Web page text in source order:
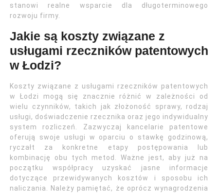
stanowi realne wsparcie dla długoterminowego
rozwoju firmy.
Jakie są koszty związane z
usługami rzeczników patentowych
w Łodzi?
Koszty związane z usługami rzeczników patentowych
w Łodzi mogą się znacznie różnić w zależności od
wielu czynników, takich jak złożoność sprawy, rodzaj
usługi, doświadczenie rzecznika oraz jego indywidualny
system rozliczeń. Zazwyczaj kancelarie patentowe
oferują swoje usługi w oparciu o stawkę godzinową,
ryczałt za konkretne etapy postępowania lub
kombinację obu tych metod. Ważne jest, aby już na
początku współpracy uzyskać jasne informacje
dotyczące przewidywanych kosztów i sposobu ich
naliczania. Należy pamiętać, że oprócz wynagrodzenia